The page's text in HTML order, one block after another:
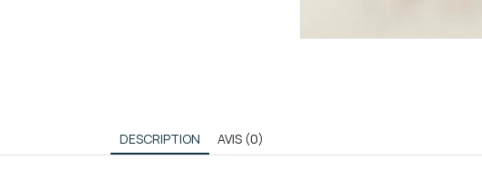
DESCRIPTION AVIS (0)